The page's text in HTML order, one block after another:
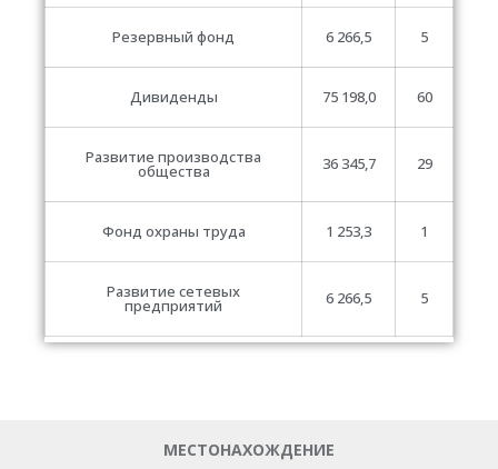
Резервный фонд 6 266,5 5
Дивиденды 75 198,0 60
Развитие производства
общества 36 345,7 29
Фонд охраны труда 1 253,3 1
Развитие сетевых
предприятий 6 266,5 5
МЕСТОНАХОЖДЕНИЕ